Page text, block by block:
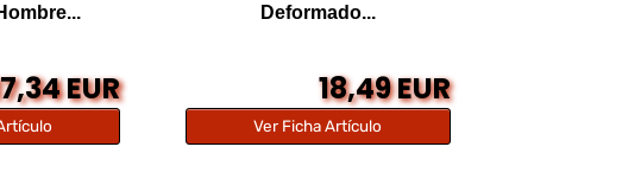
EUR
Deformado...
18,49 EUR
Ver Ficha Artículo